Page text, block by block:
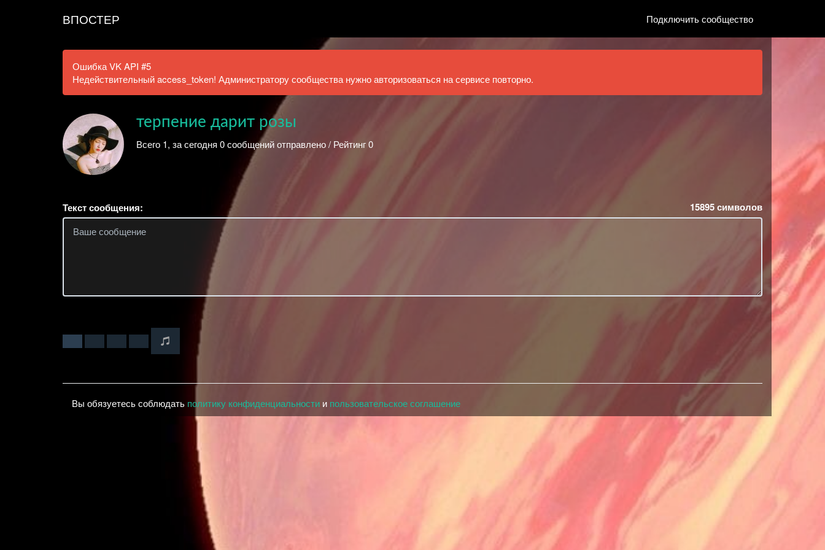
ВПОСТЕР Подключить сообщество
Ошибка VK API #5
Недействительный access_token! Администратору сообщества нужно авторизоваться на сервисе повторно.
терпение дарит розы
Всего 1, за сегодня 0 сообщений отправлено / Рейтинг 0
Текст сообщения: 15895символов
Вы обязуетесь соблюдать политику конфиденциальности и пользовательское соглашение